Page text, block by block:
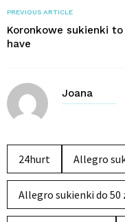
PREVIOUS ARTICLE
Koronkowe sukienki
have
Joana
24hurt Allegro
Allegro sukienki do 50